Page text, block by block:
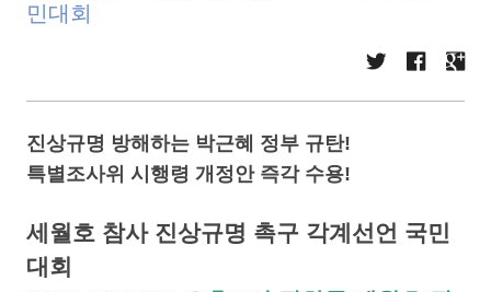
민대회
진상규명 방해하는 박근혜 정부 규탄!
특별조사위 시행령 개정안 즉각 수용!
세월호 참사 진상규명 촉구 각계선언 국민
대회